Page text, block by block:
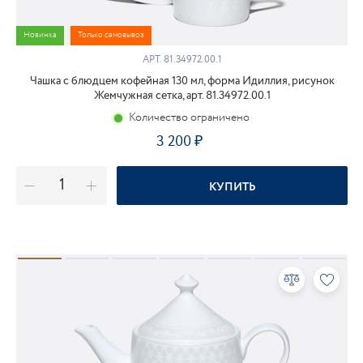
Новинка Только самовывоз
АРТ.81.34972.00.1
Чашка с блюдцем кофейная 130 мл, форма Идиллия, рисунок
Жемчужная сетка, арт. 81.34972.00.1
Количество ограничено
3 200
КУПИТЬ